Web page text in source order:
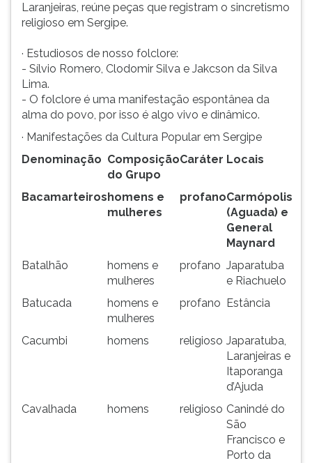
Laranjeiras, reúne peças que registram o sincretismo
religioso em Sergipe.
· Estudiosos de nosso folclore:
- Sílvio Romero, Clodomir Silva e Jakcson da Silva
Lima.
- O folclore é uma manifestação espontânea da
alma do povo, por isso é algo vivo e dinâmico.
· Manifestações da Cultura Popular em Sergipe
Denominação Composição
do Grupo
Caráter Locais
Bacamarteiroshomens e
mulheres
profanoCarmópolis
(Aguada) e
General
Maynard
Batalhão
homens e
mulheres
profano Japaratuba
e Riachuelo
Batucada
homens e
mulheres
profano Estância
Cacumbi homens religioso Japaratuba,
Laranjeiras e
Itaporanga
d’Ajuda
Cavalhada
homens religioso Canindé do
São
Francisco e
Porto da